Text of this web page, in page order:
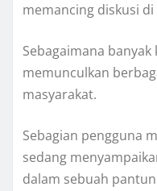
memancing diskusi
Sebagaimana
memunculkan
masyarakat.
Sebagian pengguna
sedang
dalam sebuah